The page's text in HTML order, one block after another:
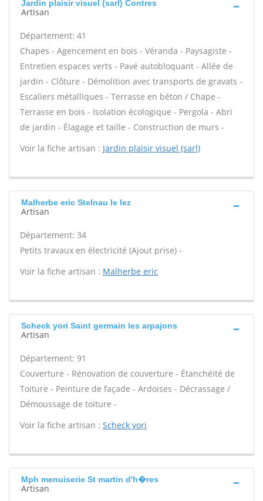
Jardin plaisir visuel (sarl) Contres
Artisan
Département: 41
Chapes - Agencement en bois - Véranda - Paysagiste -
Entretien espaces verts - Pavé autobloquant - Allée de
jardin - Clôture - Démolition avec transports de gravats -
Escaliers métalliques - Terrasse en béton / Chape -
Terrasse en bois - Isolation écologique - Pergola - Abri
de jardin - Élagage et taille - Construction de murs -
Voir la fiche artisan : Jardin plaisir visuel (sarl)
Malherbe eric Stelnau le lez
Artisan
Département: 34
Petits travaux en électricité (Ajout prise) -
Voir la fiche artisan : Malherbe eric
Scheck yori Saint germain les arpajons
Artisan
Département: 91
Couverture - Rénovation de couverture - Étanchéité de
Toiture - Peinture de façade - Ardoises - Décrassage /
Démoussage de toiture -
Voir la fiche artisan : Scheck yori
Mph menuiserie St martin d'h�res
Artisan